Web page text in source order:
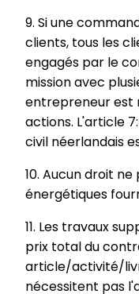
9. Si une
clients, tous les
engagés par le
mission avec
entrepreneur est
actions. L'article
civil néerlandais
10. Aucun droit
énergétiques
11. Les travaux
prix total du
article/activité/
nécessitent pas